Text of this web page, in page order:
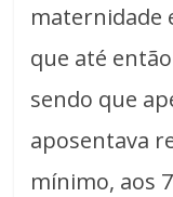
maternidade
que até
sendo que
aposentava
mínimo, aos